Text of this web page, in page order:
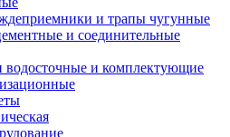
и трапы чугунные
и соединительные
водосточные и комплектующие